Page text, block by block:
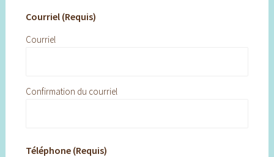
Courriel (Requis)
Courriel
Confirmation du courriel
Téléphone (Requis)